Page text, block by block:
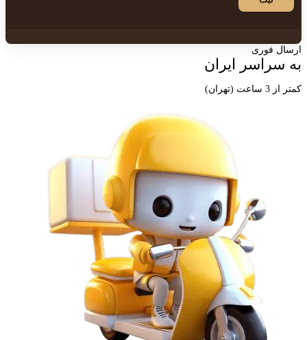
ارسال فوری
به سراسر ایران
کمتر از 3 ساعت (تهران)